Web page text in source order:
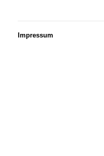
Impressum